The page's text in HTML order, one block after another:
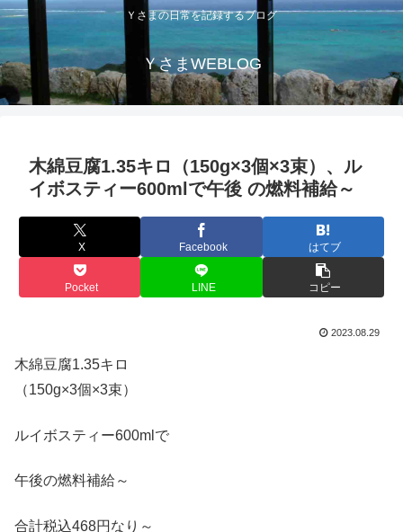
Ｙさまの日常を記録するブログ
ＹさまWEBLOG
木綿豆腐1.35キロ（150g×3個×3束）、ル
イボスティー600mlで午後 の燃料補給～
X Facebook はてブ
Pocket LINE コピー
2023.08.29
木綿豆腐1.35キロ
（150g×3個×3束）
ルイボスティー600mlで
午後の燃料補給～
合計税込468円なり～